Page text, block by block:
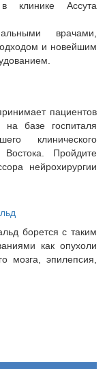
в клинике Ассута
врачами,
и новейшим
пациентов
базе госпиталя
клинического
Пройдите
нейрохирургии
борется с таким
как опухоли
мозга, эпилепсия,